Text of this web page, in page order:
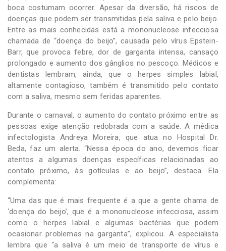
boca costumam ocorrer. Apesar da diversão, há riscos de
doenças que podem ser transmitidas pela saliva e pelo beijo.
Entre as mais conhecidas está a mononucleose infecciosa
chamada de “doença do beijo”, causada pelo vírus Epstein-
Barr, que provoca febre, dor de garganta intensa, cansaço
prolongado e aumento dos gânglios no pescoço. Médicos e
dentistas lembram, ainda, que o herpes simples labial,
altamente contagioso, também é transmitido pelo contato
com a saliva, mesmo sem feridas aparentes.
Durante o carnaval, o aumento do contato próximo entre as
pessoas exige atenção redobrada com a saúde. A médica
infectologista Andreya Moreira, que atua no Hospital Dr.
Beda, faz um alerta. “Nessa época do ano, devemos ficar
atentos a algumas doenças específicas relacionadas ao
contato próximo, às gotículas e ao beijo”, destaca. Ela
complementa:
“Uma das que é mais frequente é a que a gente chama de
‘doença do beijo’, que é a mononucleose infecciosa, assim
como o herpes labial e algumas bactérias que podem
ocasionar problemas na garganta”, explicou. A especialista
lembra que “a saliva é um meio de transporte de vírus e